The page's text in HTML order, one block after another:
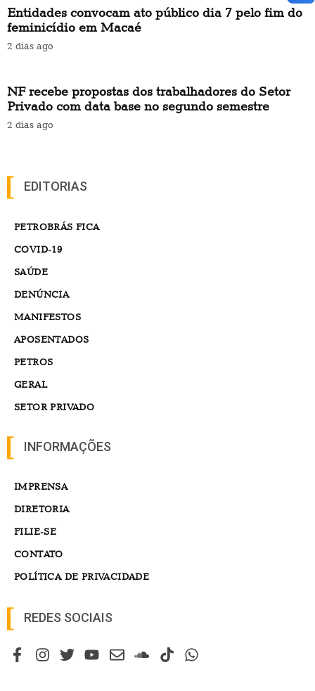
Entidades convocam ato público dia 7 pelo fim do
feminicídio em Macaé
2 dias ago
NF recebe propostas dos trabalhadores do Setor
Privado com data base no segundo semestre
2 dias ago
EDITORIAS
PETROBRÁS FICA
COVID-19
SAÚDE
DENÚNCIA
MANIFESTOS
APOSENTADOS
PETROS
GERAL
SETOR PRIVADO
INFORMAÇÕES
IMPRENSA
DIRETORIA
FILIE-SE
CONTATO
POLÍTICA DE PRIVACIDADE
REDES SOCIAIS